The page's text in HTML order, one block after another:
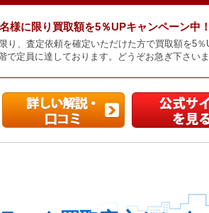
様に限り買取額を5％UPキャンペーン中！
り、査定依頼を確定いただけた方で買取額を5
で定員に達しております。どうぞお急ぎ下さいま